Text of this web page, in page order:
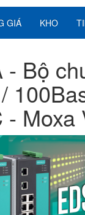
GIÁ KHO
- Bộ
- Moxa